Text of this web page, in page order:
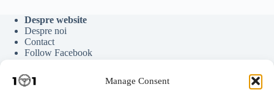
Manage Consent
Despre website
Despre noi
Contact
Follow Facebook
Follow Youtube
Follow Tiktok